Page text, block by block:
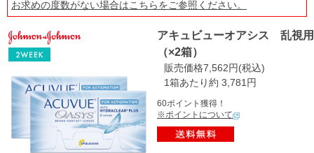
お求めの度数がない場合はこちらをご参照ください。
アキュビューオアシス 乱視用
（×2箱）
販売価格7,562円(税込)
1箱あたり約 3,781円
60ポイント獲得！
※ポイントについて